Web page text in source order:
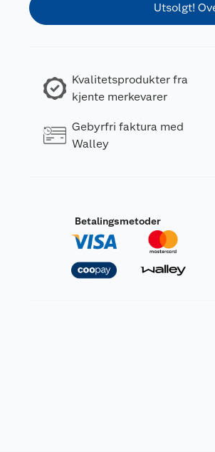
Utsolgt!
Kvalitetsprodukter fra
kjente merkevarer
Gebyrfri faktura med
Walley
Betalingsmetoder